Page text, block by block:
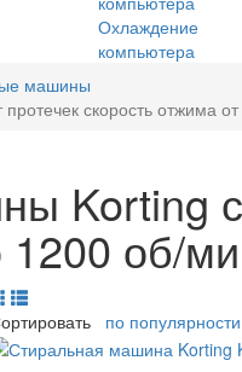
Охлаждение
компьютера
машины
скорость отжима
Korting с
об/
по популярности